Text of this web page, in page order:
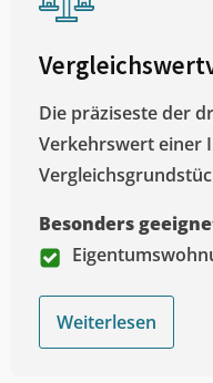
Die präziseste der
Verkehrswert einer
Besonders
Weiterlesen